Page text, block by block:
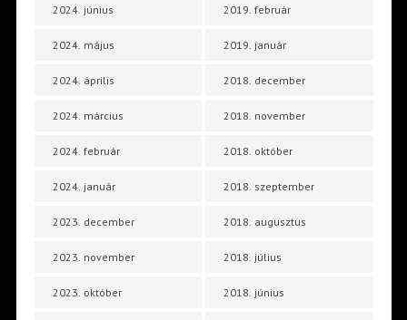
2024. június
2024. május
2024. április
2024. március
2024. február
2024. január
2023. december
2023. november
2023. október
2019. február
2019. január
2018. december
2018. november
2018. október
2018. szeptember
2018. augusztus
2018. július
2018. június